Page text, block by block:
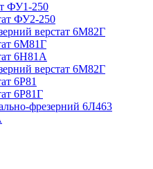
ФУ1-250
ФУ2-250
верстат 6М82Г
6М81Г
6Н81А
верстат 6М82Г
6Р81
6Р81Г
фрезерний 6Л463